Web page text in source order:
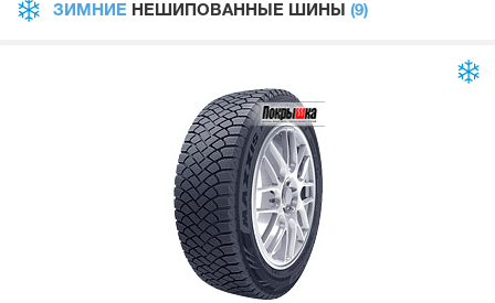
ЗИМНИЕ НЕШИПОВАННЫЕ ШИНЫ (9)